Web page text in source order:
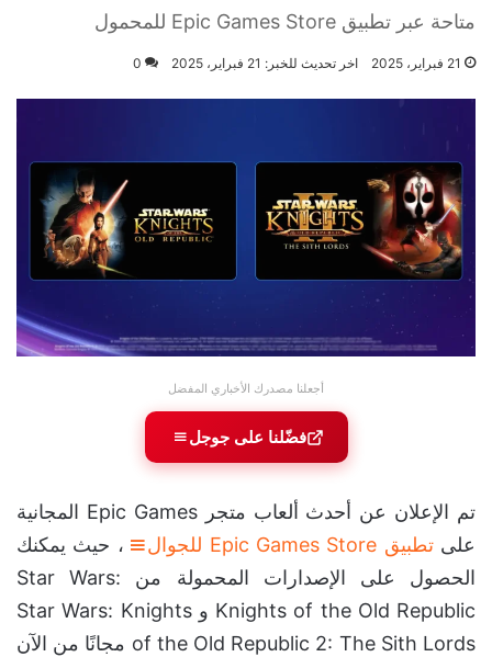
متاحة عبر تطبيق Epic Games Store للمحمول
21 فبراير، 2025 اخر تحديث للخبر: 21 فبراير، 2025 0
أجعلنا مصدرك الأخباري المفضل
فضّلنا على جوجل
تم الإعلان عن أحدث ألعاب متجر Epic Games المجانية
علىتطبيق Epic Games Store للجوال
، حيث يمكنك
الحصول على الإصدارات المحمولة من Star Wars:
Knights of the Old Republic و Star Wars: Knights
of the Old Republic 2: The Sith Lords مجانًا من الآن